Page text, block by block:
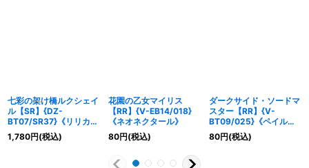
七彩の架け橋ルクシェイ
ル【SR】{DZ-
BT07/SR37}《リリカル
モナステリオ》
1,780円(税込)
花園の乙女マイリス
【RR】{V-EB14/018}
《ネオネクタール》
80円(税込)
ダークサイド・ソードマ
スター【RR】{V-
BT09/025}《ペイルム
ーン》
80円(税込)